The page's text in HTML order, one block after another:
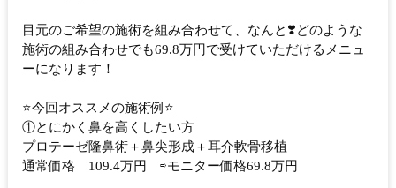
目元のご希望の施術を組み合わせて、なんと❣️どのような
施術の組み合わせでも69.8万円で受けていただけるメニュ
ーになります！
⭐️今回オススメの施術例⭐️
①とにかく鼻を高くしたい方
プロテーゼ隆鼻術＋鼻尖形成＋耳介軟骨移植
通常価格 109.4万円 ⇨モニター価格69.8万円